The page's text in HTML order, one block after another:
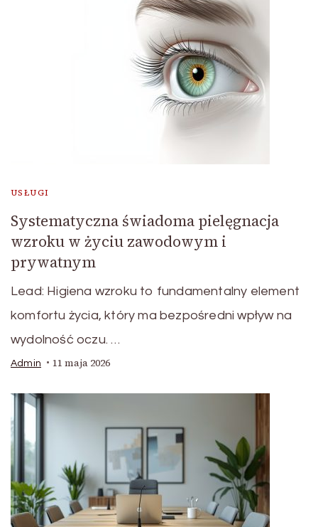
USŁUGI
Systematyczna świadoma pielęgnacja
wzroku w życiu zawodowym i
prywatnym
Lead: Higiena wzroku to fundamentalny element
komfortu życia, który ma bezpośredni wpływ na
wydolność oczu. …
Admin 11 maja 2026